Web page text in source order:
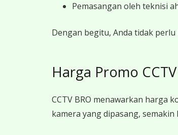
Pemasangan oleh teknisi
Dengan begitu, Anda tidak
Harga Promo
CCTV BRO menawarkan harga
kamera yang dipasang,